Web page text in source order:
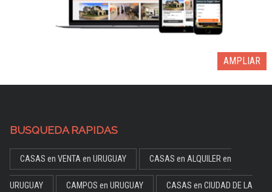
AMPLIAR
BUSQUEDA RAPIDAS
CASAS en VENTA en URUGUAY CASAS en ALQUILER en
URUGUAY CAMPOS en URUGUAY CASAS en CIUDAD DE LA